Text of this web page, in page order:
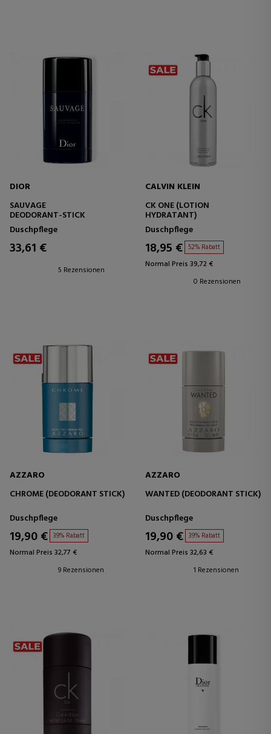
DIOR
SAUVAGE
DEODORANT-STICK
Duschpflege
33,61 €
5 Rezensionen
CALVIN KLEIN
CK ONE (LOTION
HYDRATANT)
Duschpflege
18,95 € 52% Rabatt
Normal Preis 39,72 €
0 Rezensionen
AZZARO
CHROME (DEODORANT STICK)
Duschpflege
19,90 € 39% Rabatt
Normal Preis 32,77 €
9 Rezensionen
AZZARO
WANTED (DEODORANT STICK)
Duschpflege
19,90 € 39% Rabatt
Normal Preis 32,63 €
1 Rezensionen